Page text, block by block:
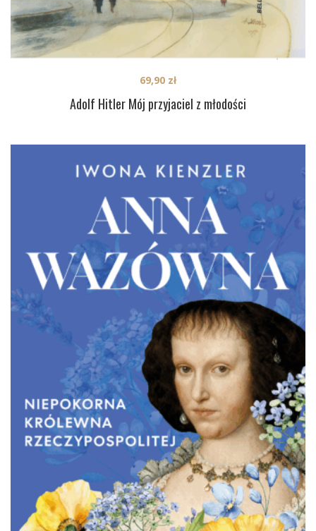
Adolf Hitler Mój przyjaciel z młodości
69,90 zł